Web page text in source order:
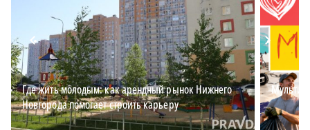
Где жить молодым: как арендный рынок Нижнего
Новгорода помогает строить карьеру